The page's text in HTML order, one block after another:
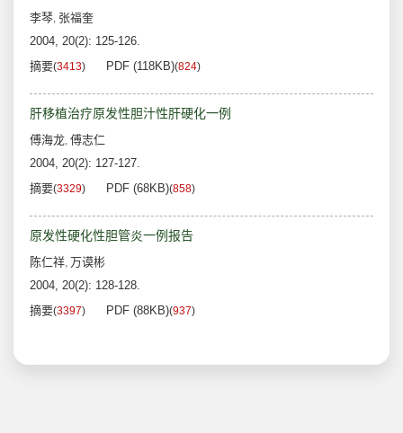
李琴, 张福奎
2004, 20(2): 125-126.
摘要(3413) PDF (118KB)(824)
肝移植治疗原发性胆汁性肝硬化一例
傅海龙, 傅志仁
2004, 20(2): 127-127.
摘要(3329) PDF (68KB)(858)
原发性硬化性胆管炎一例报告
陈仁祥, 万谟彬
2004, 20(2): 128-128.
摘要(3397) PDF (88KB)(937)